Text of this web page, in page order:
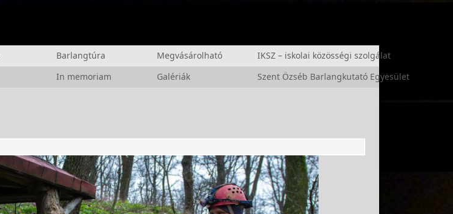
Barlangtúra Megvásárolható
IKSZ – iskolai közösségi szolgálat
In memoriam Galériák Szent Özséb Barlangkutató Egyesület